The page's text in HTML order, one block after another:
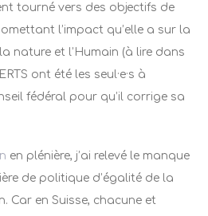
tourné vers des objectifs de
l’impact qu’elle a sur la
nature et l’Humain (à lire dans
ont été les seul·e·s à
fédéral pour qu’il corrige sa
en plénière, j’ai relevé le manque
de politique d’égalité de la
Car en Suisse, chacune et